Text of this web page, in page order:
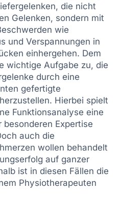
die nicht
Gelenken, sondern mit
wie
und Verspannungen in
einhergehen. Dem
wichtige Aufgabe zu, die
durch eine
gefertigte
Hierbei spielt
Funktionsanalyse eine
Expertise
auch die
wollen behandelt
auf ganzer
ist in diesen Fällen die
Physiotherapeuten